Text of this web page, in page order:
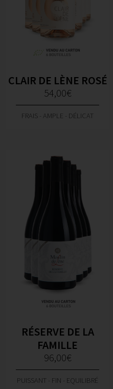
CLAIR DE LÈNE ROSÉ
54,00€
FRAIS - AMPLE - DÉLICAT
RÉSERVE DE LA
FAMILLE
96,00€
PUISSANT - FIN - EQUILIBRÉ